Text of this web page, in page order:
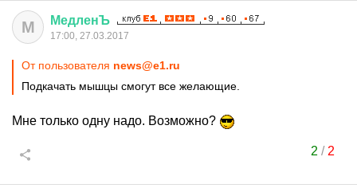
М МедленЪ
17:00, 27.03.2017
От пользователя news@e1.ru
Подкачать мышцы смогут все желающие.
Мне только одну надо. Возможно?
2 / 2